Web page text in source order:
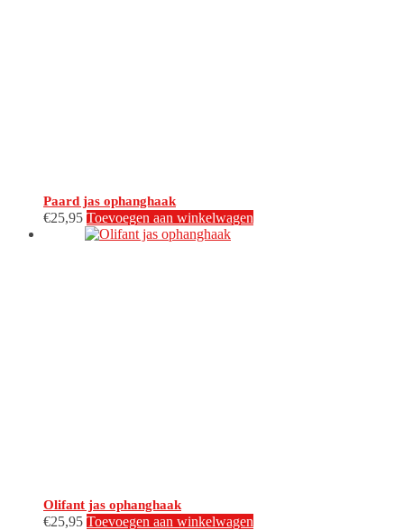
Paard jas ophanghaak
€25,95 Toevoegen aan winkelwagen
Olifant jas ophanghaak
€25,95 Toevoegen aan winkelwagen